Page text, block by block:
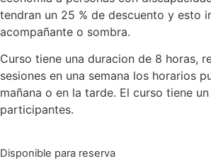
tendran un 25 % de descuento y esto
acompañante o sombra.
Curso tiene una duracion de 8 horas,
sesiones en una semana los horarios
mañana o en la tarde. El curso tiene
participantes.
Disponible para reserva